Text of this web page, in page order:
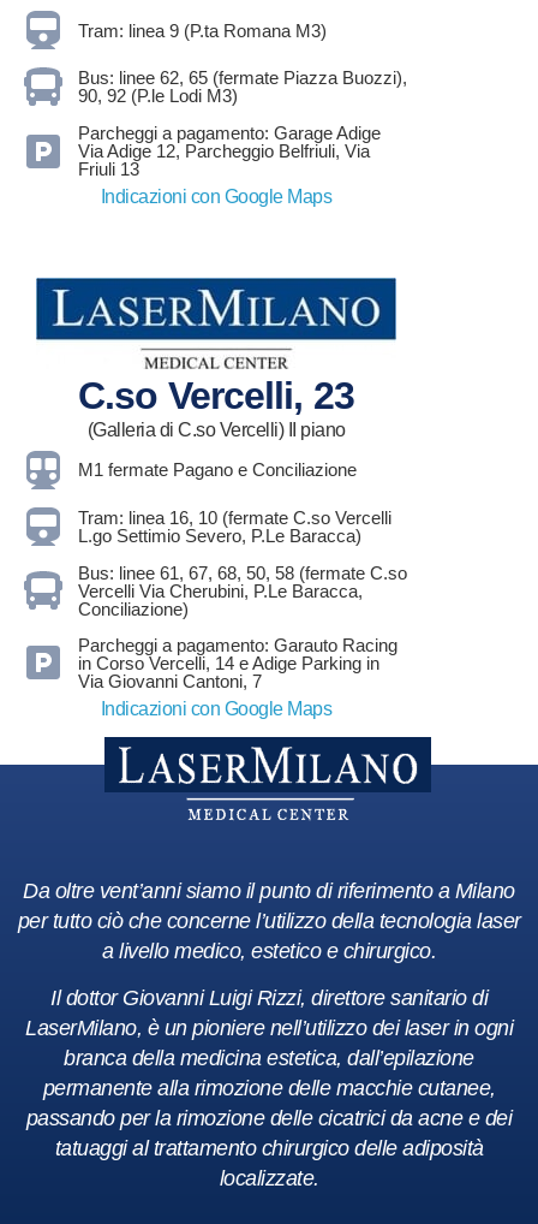
Tram: linea 9 (P.ta Romana M3)
Bus: linee 62, 65 (fermate Piazza Buozzi),
90, 92 (P.le Lodi M3)
Parcheggi a pagamento: Garage Adige
Via Adige 12, Parcheggio Belfriuli, Via
Friuli 13
Indicazioni con Google Maps
C.so Vercelli, 23
(Galleria di C.so Vercelli) II piano
M1 fermate Pagano e Conciliazione
Tram: linea 16, 10 (fermate C.so Vercelli
L.go Settimio Severo, P.Le Baracca)
Bus: linee 61, 67, 68, 50, 58 (fermate C.so
Vercelli Via Cherubini, P.Le Baracca,
Conciliazione)
Parcheggi a pagamento: Garauto Racing
in Corso Vercelli, 14 e Adige Parking in
Via Giovanni Cantoni, 7
Indicazioni con Google Maps
Da oltre vent’anni siamo il punto di riferimento a Milano
per tutto ciò che concerne l’utilizzo della tecnologia laser
a livello medico, estetico e chirurgico.
Il dottor Giovanni Luigi Rizzi, direttore sanitario di
LaserMilano, è un pioniere nell’utilizzo dei laser in ogni
branca della medicina estetica, dall’epilazione
permanente alla rimozione delle macchie cutanee,
passando per la rimozione delle cicatrici da acne e dei
tatuaggi al trattamento chirurgico delle adiposità
localizzate.